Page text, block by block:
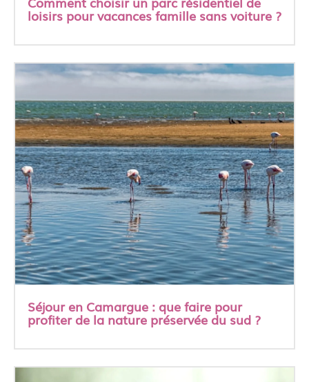
loisirs pour vacances famille sans voiture ?
Séjour en Camargue : que faire pour
profiter de la nature préservée du sud ?